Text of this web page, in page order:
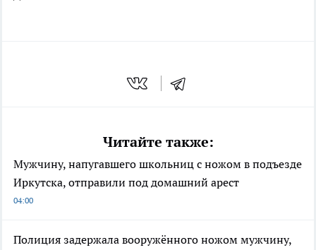
Читайте также:
Мужчину, напугавшего школьниц с ножом в подъезде
Иркутска, отправили под домашний арест
04:00
Полиция задержала вооружённого ножом мужчину,